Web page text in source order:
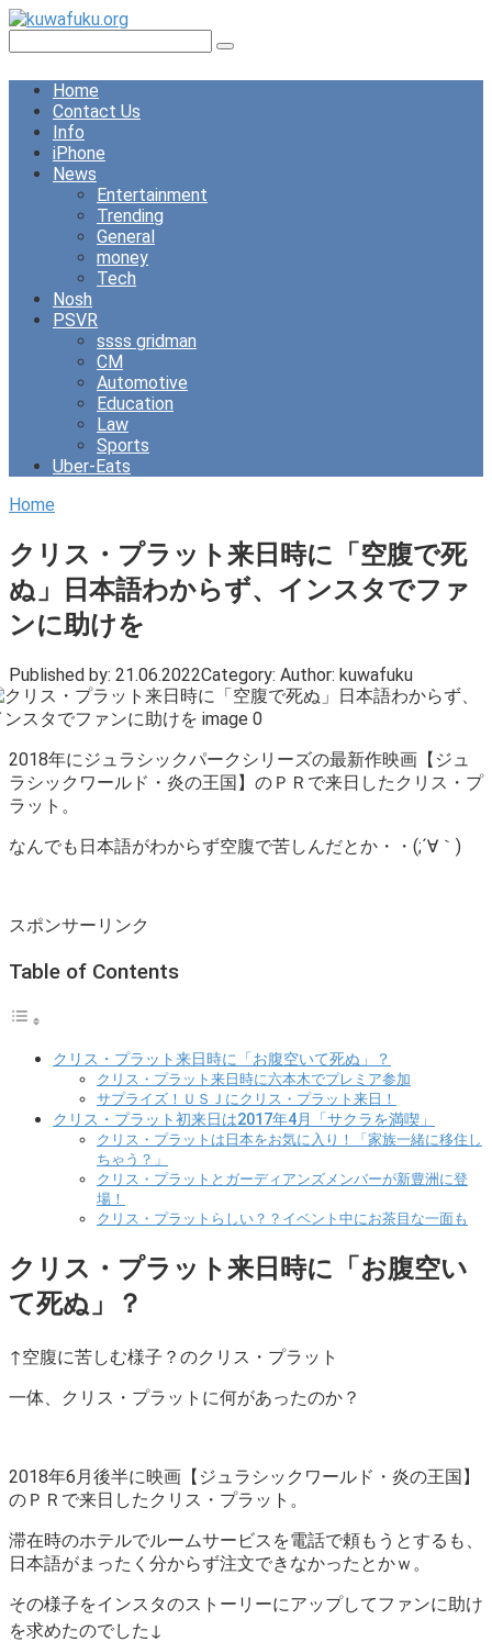
Skip
content
Home
Contact Us
Info
iPhone
News
Entertainment
Trending
General
money
Tech
Nosh
PSVR
ssss gridman
CM
Automotive
Education
Law
Sports
Uber-Eats
Home
クリス・プラット来日時に「空腹で死
ぬ」日本語わからず、インスタでファ
ンに助けを
Published by: 21.06.2022Category: Author: kuwafuku
2018年にジュラシックパークシリーズの最新作映画【ジュ
ラシックワールド・炎の王国】のＰＲで来日したクリス・プ
ラット。
なんでも日本語がわからず空腹で苦しんだとか・・(;´∀｀)
スポンサーリンク
Table of Contents
クリス・プラット来日時に「お腹空いて死ぬ」？
クリス・プラット来日時に六本木でプレミア参加
サプライズ！ＵＳＪにクリス・プラット来日！
クリス・プラット初来日は2017年4月「サクラを満喫」
クリス・プラットは日本をお気に入り！「家族一緒に移住し
ちゃう？」
クリス・プラットとガーディアンズメンバーが新豊洲に登
場！
クリス・プラットらしい？？イベント中にお茶目な一面も
クリス・プラット来日時に「お腹空い
て死ぬ」？
↑空腹に苦しむ様子？のクリス・プラット
一体、クリス・プラットに何があったのか？
2018年6月後半に映画【ジュラシックワールド・炎の王国】
のＰＲで来日したクリス・プラット。
滞在時のホテルでルームサービスを電話で頼もうとするも、
日本語がまったく分からず注文できなかったとかｗ。
その様子をインスタのストーリーにアップしてファンに助け
を求めたのでした↓